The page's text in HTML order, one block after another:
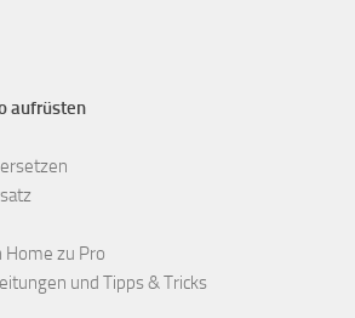
aufrüsten
Home zu Pro
und Tipps & Tricks